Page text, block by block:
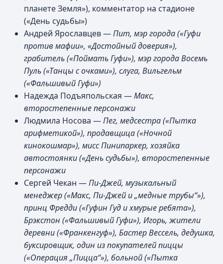
планете Земля»), комментатор на стадионе
(«День судьбы»)
Андрей Ярославцев —Пит, мэр города («Гуфи
против мафии», «Достойный доверия»),
грабитель («Поймать Гуфи»), мэр города Восемь
Пуль («Танцы с очками»), слуга, Вильгельм
(«Фальшивый Гуфи»)
Надежда Подъяпольская —Макс,
второстепенные персонажи
Людмила Носова —Пег, медсестра («Пытка
арифметикой»), продавщица («Ночной
кинокошмар»), мисс Пинипаркер, хозяйка
автостоянки («День судьбы»), второстепенные
персонажи
Сергей Чекан —Пи-Джей, музыкальный
менеджер («Макс, Пи-Джей и „медные трубы“»),
принц Фредди («Гуфин Гуд и хмурые ребята»),
Брэкстон («Фальшивый Гуфи»), Игорь, жители
деревни («Франкенгуф»), Бастер Вессель, дедушка,
буксировщик, один из покупателей пиццы
(«Операция „Пицца“»), больной («Пытка